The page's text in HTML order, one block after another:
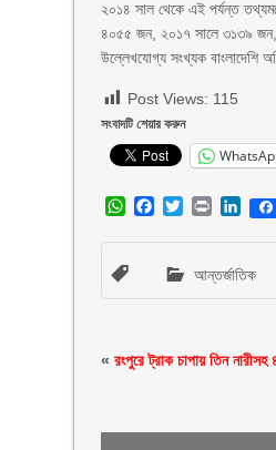
২০১৪ সাল থেকে এই পর্যন্ত
৪০৫৫ জন, ২০১৭ সালে ৩১৩৯
উল্লেখযোগ্য সংখ্যক বাংলাদেশি
Post Views: 115
সংবাদটি শেয়ার করুন
WhatsApp
Facebook
Twitter
Print
আন্তর্জাতিক
«রংপুরে ট্রাক চাপায় তিন